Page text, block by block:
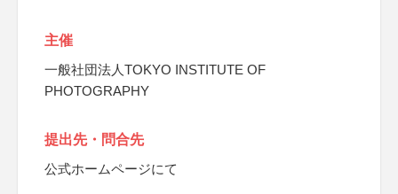
主催
一般社団法人TOKYO INSTITUTE OF
PHOTOGRAPHY
提出先・問合先
公式ホームページにて